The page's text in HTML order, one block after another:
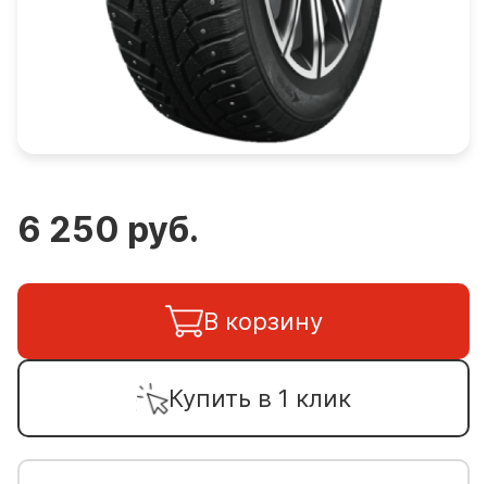
6 250 руб.
В корзину
Купить в 1 клик